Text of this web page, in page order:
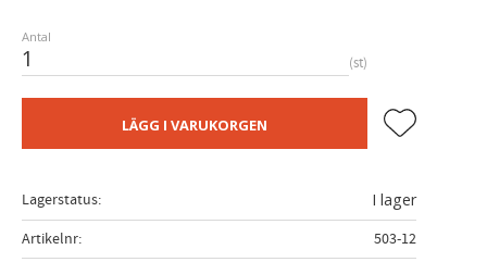
Antal
st
LÄGG I VARUKORGEN Lägg till i
Lagerstatus
I lager
Artikelnr
503-12